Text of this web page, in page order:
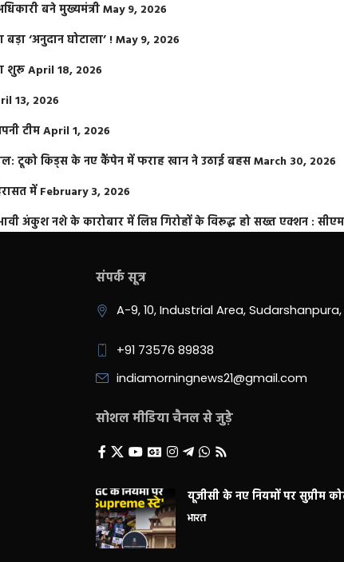
बने मुख्यमंत्रीMay 9, 2026
‘अनुदान घोटाला’ !May 9, 2026
शुरूApril 18, 2026
13, 2026
टीमApril 1, 2026
टूको किड्स के नए कैंपेन में फराह खान ने उठाई बहसMarch 30, 2026
में February 3, 2026
अंकुश नशे के कारोबार में लिप्त गिरोहों के विरूद्ध हो सख्त एक्शन : सीएम
संपर्क सूत्र
A-9, 10, Industrial Area,
+91 73576 89838
indiamorningnews21@gmail.com
सोशल मीडिया चैनल से जुड़े
यूजीसी के नए नियमों पर सुप्रीम
भारत